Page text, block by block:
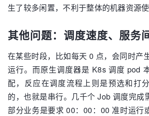
生了较多闲置，不利于整体的机器资源使
其他问题：调度速度、服务
在某些时段，比如每天 0 点，会同时产
运行。而原生调度器是 K8s 调度 pod
配，反应在调度流程上则是预选和打
的，也就是串行。几千个 Job 调度完成
部分业务是要求 00：00：00 准时运行